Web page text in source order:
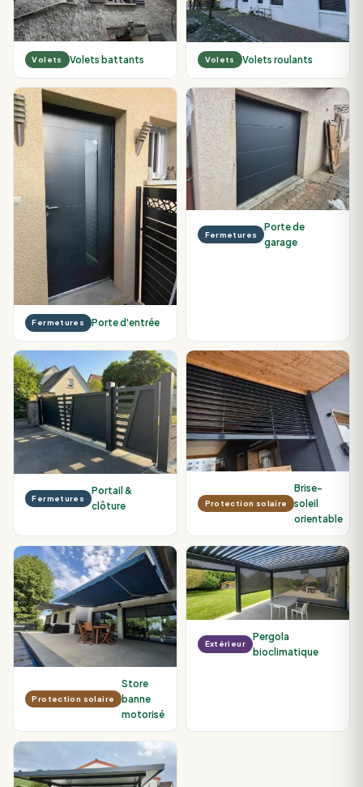
Volets Volets battants Volets Volets roulants
Fermetures Porte d'entrée
Fermetures
Porte de
garage
Fermetures
Portail &
clôture
Protection solaire
Brise-
soleil
orientable
Protection solaire
Store
banne
motorisé
Extérieur
Pergola
bioclimatique